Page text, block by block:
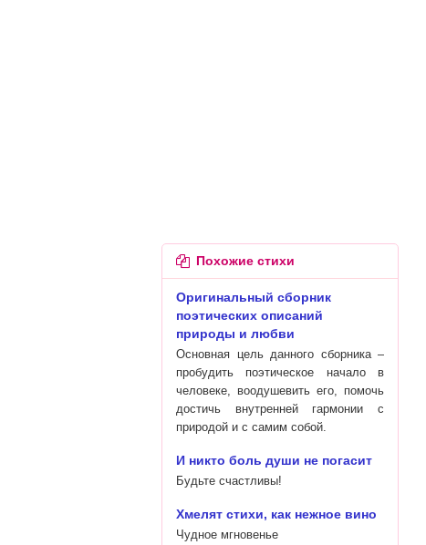
Похожие стихи
Оригинальный сборник
поэтических описаний
природы и любви
Основная цель данного сборника –
пробудить поэтическое начало в
человеке, воодушевить его, помочь
достичь внутренней гармонии с
природой и с самим собой.
И никто боль души не погасит
Будьте счастливы!
Хмелят стихи, как нежное вино
Чудное мгновенье